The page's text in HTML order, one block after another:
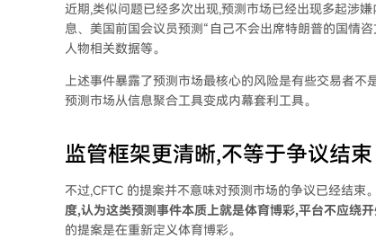
近期,类似问题已经多次出现,预测市场已经出现多起涉
息、美国前国会议员预测“自己不会出席特朗普的国情
人物相关数据等。
上述事件暴露了预测市场最核心的风险是有些交易者
预测市场从信息聚合工具变成内幕套利工具。
监管框架更清晰,不等于争议结束
不过,CFTC 的提案并不意味对预测市场的争议已经结束
度,认为这类预测事件本质上就是体育博彩,平台不应绕开
的提案是在重新定义体育博彩。